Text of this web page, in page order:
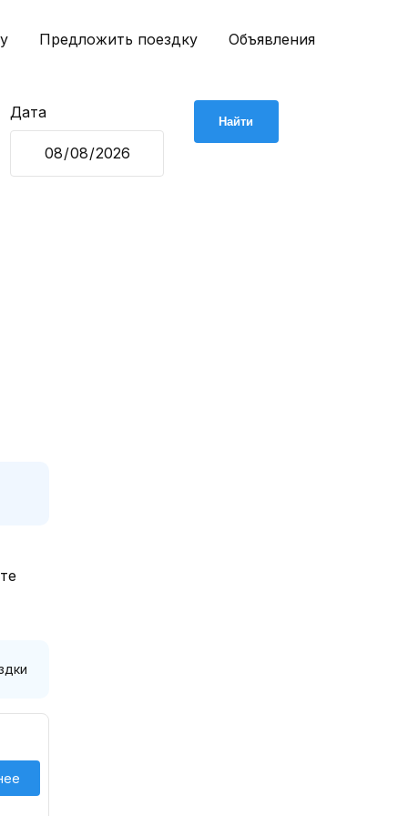
Предложить поездку Объявления
Дата